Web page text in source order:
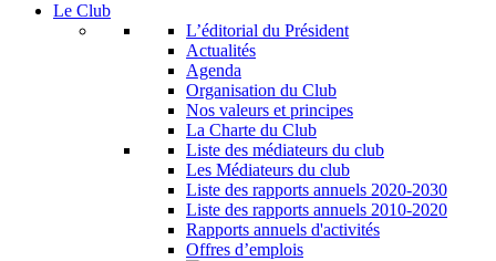
Le Club
L’éditorial du Président
Actualités
Agenda
Organisation du Club
Nos valeurs et principes
La Charte du Club
Liste des médiateurs du club
Les Médiateurs du club
Liste des rapports annuels 2020-2030
Liste des rapports annuels 2010-2020
Rapports annuels d'activités
Offres d’emplois